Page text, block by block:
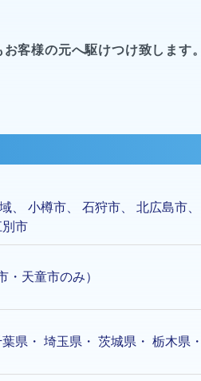
客様の元へ駆けつけ致します。
、 小樽市 石狩市 北広島市
別市
・天童市のみ）
県 ・ 埼玉県 ・ 茨城県 ・ 栃木県 ・